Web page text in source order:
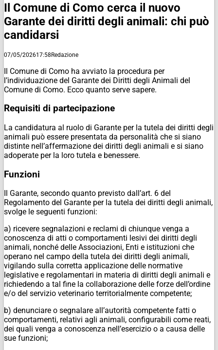
Il Comune di Como cerca il nuovo
Garante dei diritti degli animali: chi può
candidarsi
07/05/202617:58Redazione
Il Comune di Como ha avviato la procedura per
l’individuazione del Garante dei Diritti degli Animali del
Comune di Como. Ecco quanto serve sapere.
Requisiti di partecipazione
La candidatura al ruolo di Garante per la tutela dei diritti degli
animali può essere presentata da personalità che si siano
distinte nell’affermazione dei diritti degli animali e si siano
adoperate per la loro tutela e benessere.
Funzioni
Il Garante, secondo quanto previsto dall’art. 6 del
Regolamento del Garante per la tutela dei diritti degli animali,
svolge le seguenti funzioni:
a) ricevere segnalazioni e reclami di chiunque venga a
conoscenza di atti o comportamenti lesivi dei diritti degli
animali, nonché delle Associazioni, Enti e istituzioni che
operano nel campo della tutela dei diritti degli animali,
vigilando sulla corretta applicazione delle normative
legislative e regolamentari in materia di diritti degli animali e
richiedendo a tal fine la collaborazione delle forze dell’ordine
e/o del servizio veterinario territorialmente competente;
b) denunciare o segnalare all’autorità competente fatti o
comportamenti, relativi agli animali, configurabili come reati,
dei quali venga a conoscenza nell’esercizio o a causa delle
sue funzioni;